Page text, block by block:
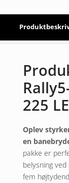
225
Oplev
en
pakke er
belysning
fem